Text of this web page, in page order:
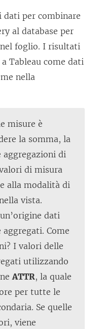
dati per combinare
al database per
foglio. I risultati
Tableau come dati
nella
misure è
la somma, la
aggregazioni di
di misura
alla modalità di
vista.
dati
aggregati. Come
I valori delle
utilizzando
ATTR, la quale
per tutte le
Se quelle
viene